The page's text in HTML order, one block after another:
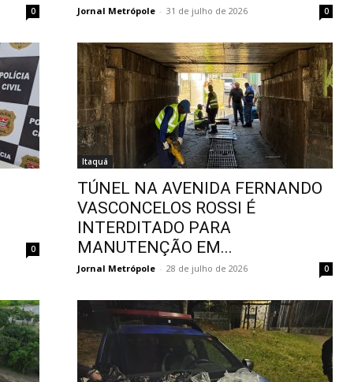
0 Jornal Metrópole - 31 de julho de 2026 0
0
Itaquá
TÚNEL NA AVENIDA FERNANDO
VASCONCELOS ROSSI É
INTERDITADO PARA
MANUTENÇÃO EM...
Jornal Metrópole - 28 de julho de 2026 0